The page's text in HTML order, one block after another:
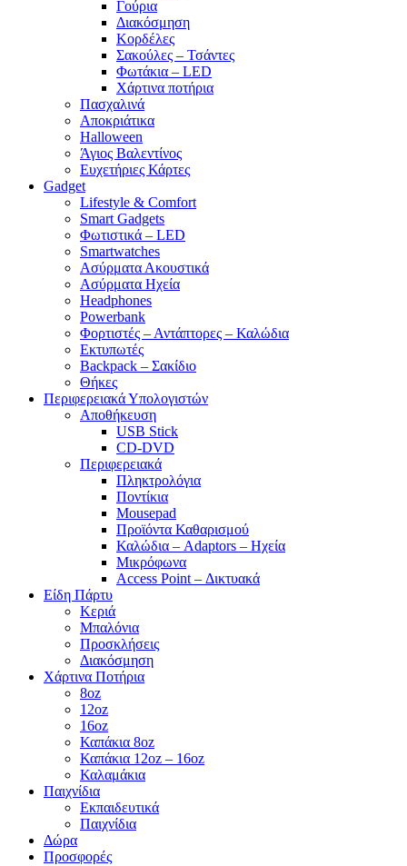
Γούρια
Διακόσμηση
Κορδέλες
Σακούλες – Τσάντες
Φωτάκια – LED
Χάρτινα ποτήρια
Πασχαλινά
Αποκριάτικα
Halloween
Άγιος Βαλεντίνος
Ευχετήριες Κάρτες
Gadget
Lifestyle & Comfort
Smart Gadgets
Φωτιστικά – LED
Smartwatches
Ασύρματα Ακουστικά
Ασύρματα Ηχεία
Headphones
Powerbank
Φορτιστές – Αντάπτορες – Καλώδια
Εκτυπωτές
Backpack – Σακίδιο
Θήκες
Περιφερειακά Υπολογιστών
Αποθήκευση
USB Stick
CD-DVD
Περιφερειακά
Πληκτρολόγια
Ποντίκια
Mousepad
Προϊόντα Καθαρισμού
Καλώδια – Adaptors – Ηχεία
Μικρόφωνα
Access Point – Δικτυακά
Είδη Πάρτυ
Κεριά
Μπαλόνια
Προσκλήσεις
Διακόσμηση
Χάρτινα Ποτήρια
8oz
12oz
16oz
Καπάκια 8oz
Καπάκια 12oz – 16oz
Καλαμάκια
Παιχνίδια
Εκπαιδευτικά
Παιχνίδια
Δώρα
Προσφορές